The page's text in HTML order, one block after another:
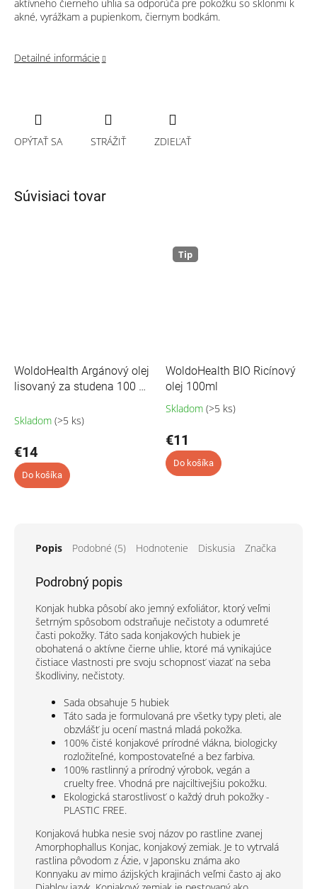
aktívneho čierneho uhlia sa odporúča pre pokožku so sklonmi k
akné, vyrážkam a pupienkom, čiernym bodkám.
Detailné informácie
OPÝTAŤ SA STRÁŽIŤ ZDIEĽAŤ
Súvisiaci tovar
WoldoHealth Argánový olej
lisovaný za studena 100 %
Skladom (>5 ks)
€14
Do košíka
Tip
WoldoHealth BIO Ricínový
olej 100ml
Skladom (>5 ks)
€11
Do košíka
Popis Podobné (5) Hodnotenie Diskusia Značka
Podrobný popis
Konjak hubka pôsobí ako jemný exfoliátor, ktorý veľmi
šetrným spôsobom odstraňuje nečistoty a odumreté
časti pokožky. Táto sada konjakových hubiek je
obohatená o aktívne čierne uhlie, ktoré má vynikajúce
čistiace vlastnosti pre svoju schopnosť viazať na seba
škodliviny, nečistoty.
Sada obsahuje 5 hubiek
Táto sada je formulovaná pre všetky typy pleti, ale
obzvlášť ju ocení mastná mladá pokožka.
100% čisté konjakové prírodné vlákna, biologicky
rozložiteľné, kompostovateľné a bez farbiva.
100% rastlinný a prírodný výrobok, vegán a
cruelty free. Vhodná pre najciltivejšiu pokožku.
Ekologická starostlivosť o každý druh pokožky -
PLASTIC FREE.
Konjaková hubka nesie svoj názov po rastline zvanej
Amorphophallus Konjac, konjakový zemiak. Je to vytrvalá
rastlina pôvodom z Ázie, v Japonsku známa ako
Konnyaku av mimo ázijských krajinách veľmi často aj ako